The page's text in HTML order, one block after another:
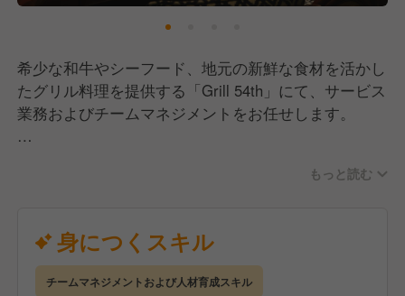
希少な和牛やシーフード、地元の新鮮な食材を活かし
たグリル料理を提供する「Grill 54th」にて、サービス
業務およびチームマネジメントをお任せします。
・料理、ドリンクの提供およびメニュー説明
・スタッフの教育、育成および業務サポート
・新入社員、パートスタッフへの指導
・サービス品質向上に向けたオペレーション改善
もっと読む
身につくスキル
チームマネジメントおよび人材育成スキル